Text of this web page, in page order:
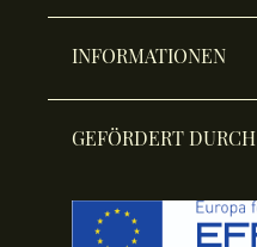
GEFÖRDERT DURCH
INFORMATIONEN